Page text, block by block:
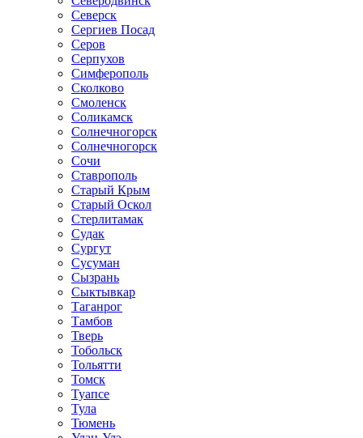
Северск
Сергиев Посад
Серов
Серпухов
Симферополь
Сколково
Смоленск
Соликамск
Солнечногорск
Солнечногорск
Сочи
Ставрополь
Старый Крым
Старый Оскол
Стерлитамак
Судак
Сургут
Сусуман
Сызрань
Сыктывкар
Таганрог
Тамбов
Тверь
Тобольск
Тольятти
Томск
Туапсе
Тула
Тюмень